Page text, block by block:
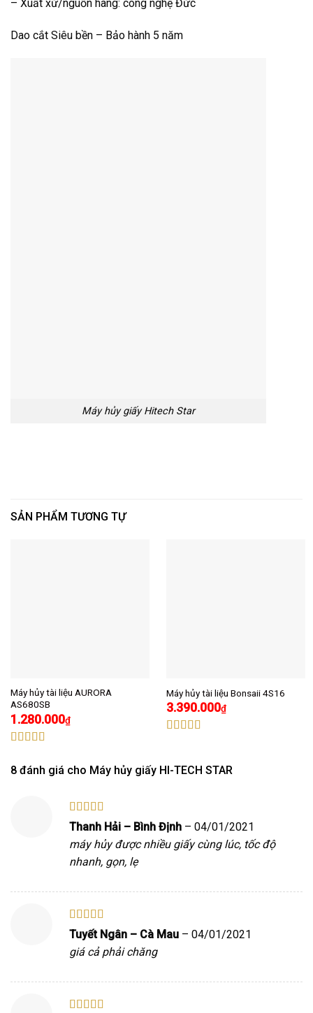
– Xuất xứ/nguồn hàng: công nghệ Đức
Dao cắt Siêu bền – Bảo hành 5 năm
Máy hủy giấy Hitech Star
SẢN PHẨM TƯƠNG TỰ
Máy hủy tài liệu AURORA
AS680SB
1.280.000₫
hạng
5.00
5
sao
Máy hủy tài liệu Bonsaii 4S16
3.390.000₫
sao
8 đánh giá cho Máy hủy giấy HI-TECH STAR
Được xếp
hạng55 sao
Thanh Hải – Bình Định – 04/01/2021
máy hủy được nhiều giấy cùng lúc, tốc độ
nhanh, gọn, lẹ
Được xếp
hạng5 5 sao
Tuyết Ngân – Cà Mau – 04/01/2021
giá cả phải chăng